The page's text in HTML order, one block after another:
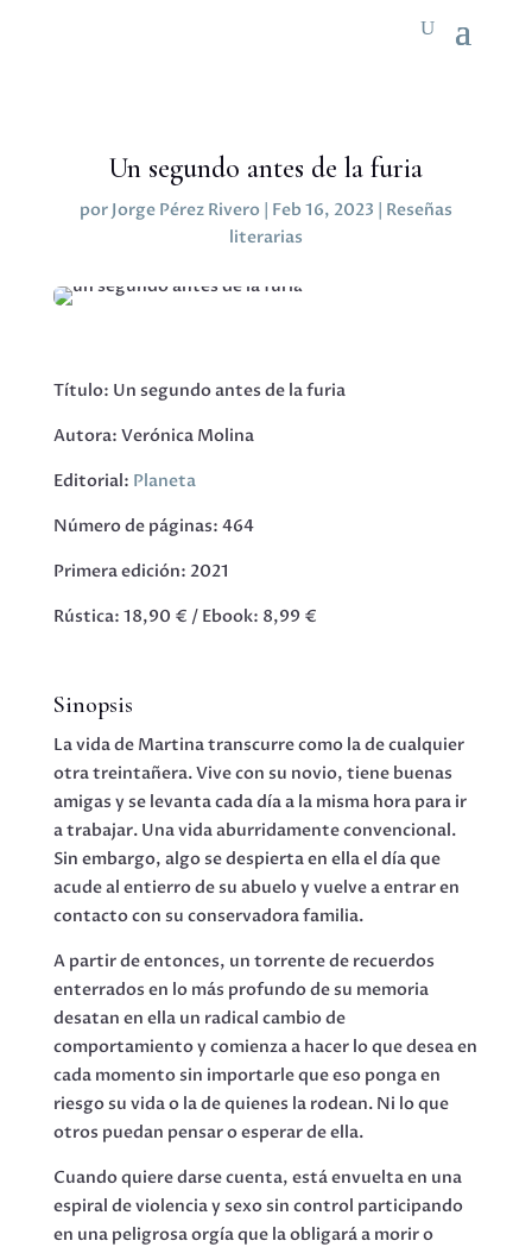
Un segundo antes de la furia
por Jorge Pérez Rivero| Feb 16, 2023 | Reseñas
literarias
Título: Un segundo antes de la furia
Autora: Verónica Molina
Editorial: Planeta
Número de páginas: 464
Primera edición: 2021
Rústica: 18,90 € / Ebook: 8,99 €
Sinopsis
La vida de Martina transcurre como la de cualquier
otra treintañera. Vive con su novio, tiene buenas
amigas y se levanta cada día a la misma hora para ir
a trabajar. Una vida aburridamente convencional.
Sin embargo, algo se despierta en ella el día que
acude al entierro de su abuelo y vuelve a entrar en
contacto con su conservadora familia.
A partir de entonces, un torrente de recuerdos
enterrados en lo más profundo de su memoria
desatan en ella un radical cambio de
comportamiento y comienza a hacer lo que desea en
cada momento sin importarle que eso ponga en
riesgo su vida o la de quienes la rodean. Ni lo que
otros puedan pensar o esperar de ella.
Cuando quiere darse cuenta, está envuelta en una
espiral de violencia y sexo sin control participando
en una peligrosa orgía que la obligará a morir o